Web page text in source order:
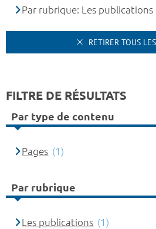
Par rubrique: Les publications
RETIRER TOUS
FILTRE DE RÉSULTATS
Par type de contenu
Pages (1)
Par rubrique
Les publications (1)